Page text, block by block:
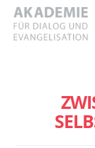
Skip
content